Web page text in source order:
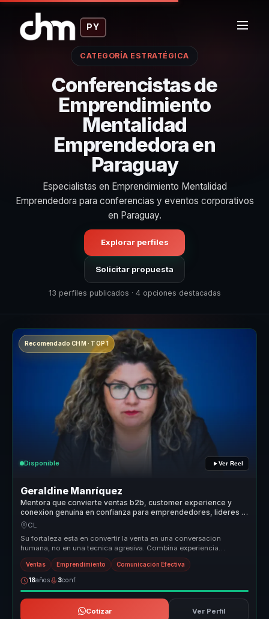
PY
CATEGORÍA ESTRATÉGICA
Conferencistas de
Emprendimiento
Mentalidad
Emprendedora en
Paraguay
Especialistas en Emprendimiento Mentalidad
Emprendedora para conferencias y eventos corporativos
en Paraguay.
Explorar perfiles
Solicitar propuesta
13 perfiles publicados · 4 opciones destacadas
Recomendado CHM · TOP 1
Disponible Ver Reel
Geraldine Manríquez
Mentora que convierte ventas b2b, customer experience y
conexion genuina en confianza para emprendedores, lideres y
equipos.
CL
Su fortaleza esta en convertir la venta en una conversacion
humana, no en una tecnica agresiva. Combina experiencia
emprendedora, pedagog...
Ventas Emprendimiento Comunicación Efectiva
18años 3conf.
Cotizar Ver Perfil